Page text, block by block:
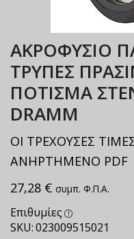
ΑΚΡΟΦΥΣΙΟ
ΤΡΥΠΕΣ
ΠΟΤΙΣΜΑ
DRAMM
ΟΙ ΤΡΕΧΟΥΣΕΣ
ΑΝΗΡΤΗΜΕΝΟ PDF
27,28 € συμπ. Φ.Π.Α.
Επιθυμίες
SKU:023009515021